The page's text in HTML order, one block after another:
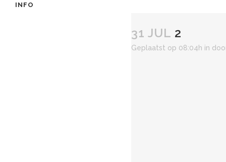
INFO
31 JUL 2
Geplaatst op 08:04h in